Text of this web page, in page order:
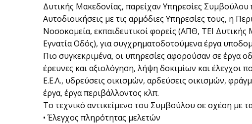
Δυτικής Μακεδονίας, παρείχαν Υπηρεσίες
Αυτοδιοικήσεις με τις αρμόδιες Υπηρεσίες τους, η
Νοσοκομεία, εκπαιδευτικοί φορείς (ΑΠΘ, ΤΕΙ
Εγνατία Οδός), για συγχρηματοδοτούμενα έργα
Πιο συγκεκριμένα, οι υπηρεσίες αφορούσαν σε έργα
έρευνες και αξιολόγηση, λήψη δοκιμίων και έλεγχοι
Ε.Ε.Λ., υδρεύσεις οικισμών, αρδεύσεις οικισμών,
έργα, έργα περιβάλλοντος κλπ.
Το τεχνικό αντικείμενο του Συμβούλου σε σχέση με
• Έλεγχος πληρότητας μελετών